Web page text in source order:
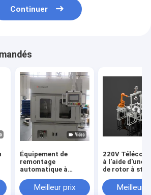
Continuer
Équipement de
remontage
automatique à
stator 220 V 5 kW
Meilleur prix
220V
à l'aide d'une
de rotor à
Meilleur